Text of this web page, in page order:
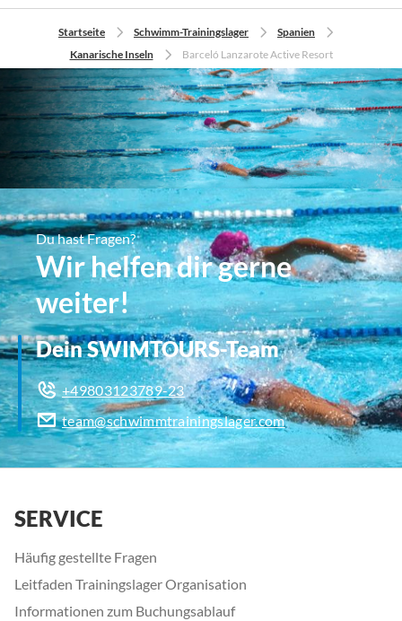
Trainingseinheiten gekauft werden können. Ebenfalls in
der nähe ist ein großes Sportgeschäft, falls
Trainingsutensilien benötigt werden.
Startseite Schwimm-Trainingslager
Spanien
Kanarische Inseln
Barceló Lanzarote Active Resort
Du hast Fragen?
Wir helfen dir gerne
weiter!
Dein SWIMTOURS-Team
+49803123789-23
team@schwimmtrainingslager.com
SERVICE
Häufig gestellte Fragen
Leitfaden Trainingslager Organisation
Informationen zum Buchungsablauf